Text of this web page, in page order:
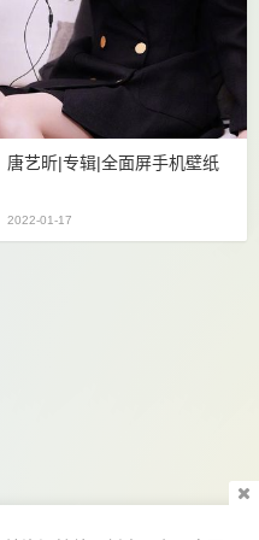
唐艺昕|专辑|全面屏手机壁纸
2022-01-17